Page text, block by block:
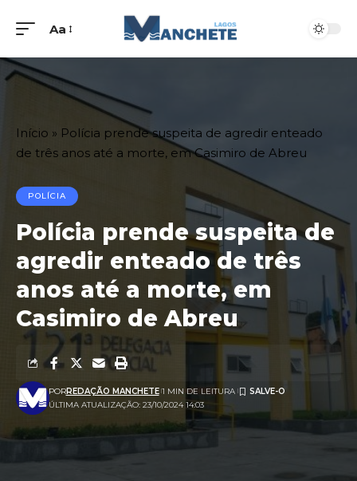
Aa
Início » Polícia prende suspeita de agredir enteado
de três anos até a morte, em Casimiro de Abreu
POLÍCIA
Polícia prende suspeita de
agredir enteado de três
anos até a morte, em
Casimiro de Abreu
ÚLTIMA ATUALIZAÇÃO: 23/10/2024 14:03
PORREDAÇÃO MANCHETE 1 MIN DE LEITURA